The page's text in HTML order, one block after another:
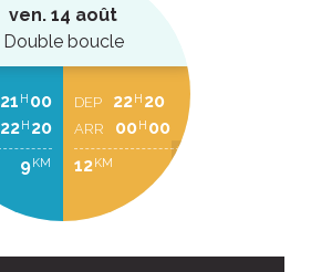
ven. 14 août
Double boucle
21 H 00
22H 20
9KM
DEP 22H 20
ARR 00H 00
12KM